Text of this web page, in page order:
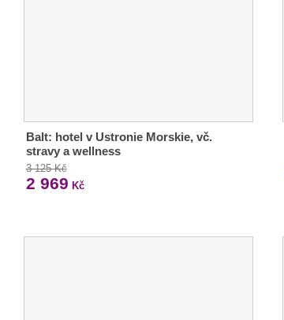
Balt: hotel v Ustronie Morskie, vč.
stravy a wellness
3 125 Kč
2 969 Kč